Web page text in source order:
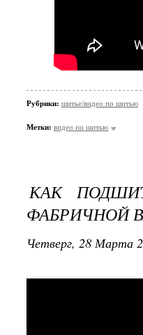
Рубрики: шитье/видео по шитью
Метки: видео по шитью
КАК
ФАБРИЧНОЙ
Четверг, 28 Марта